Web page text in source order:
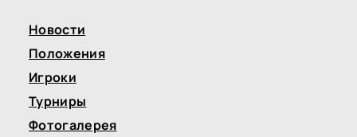
Новости
Положения
Игроки
Турниры
Фотогалерея